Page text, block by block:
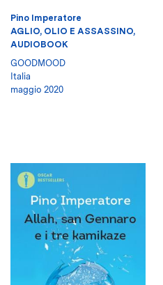
Pino Imperatore
AGLIO, OLIO E ASSASSINO,
AUDIOBOOK
GOODMOOD
Italia
maggio 2020